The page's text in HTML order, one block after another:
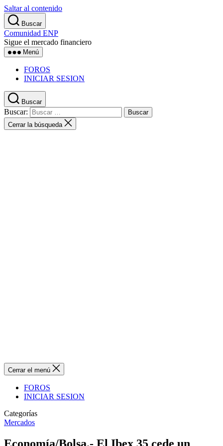
Saltar al contenido
Buscar
Comunidad ENP
Sigue el mercado financiero
Menú
FOROS
INICIAR SESION
Buscar
Buscar:
Cerrar la búsqueda
Cerrar el menú
FOROS
INICIAR SESION
Categorías
Mercados